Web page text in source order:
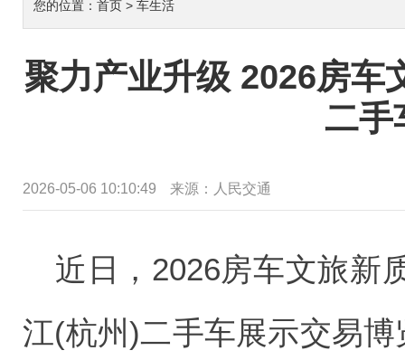
您的位置： 首页 > 车生活
聚力产业升级 2026房车
二手
2026-05-06 10:10:49 来源： 人民交通
近日，2026房车文旅新
江(杭州)二手车展示交易